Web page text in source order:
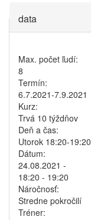
data
Max. počet ľudí:
8
Termín:
6.7.2021-7.9.2021
Kurz:
Trvá 10 týždňov
Deň a čas:
Utorok 18:20-19:20
Dátum:
24.08.2021 -
18:20 - 19:20
Náročnosť:
Stredne pokročilí
Tréner: